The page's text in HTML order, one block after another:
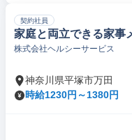
契約社員
家庭と両立できる家事
株式会社ヘルシーサービス
神奈川県平塚市万田
時給1230円～1380円